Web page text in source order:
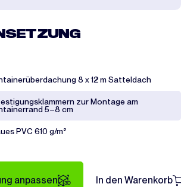
8 x 12 m Satteldach
zur Montage am
5–8 cm
PVC 610 g/m²
anpassen In den Warenkorb